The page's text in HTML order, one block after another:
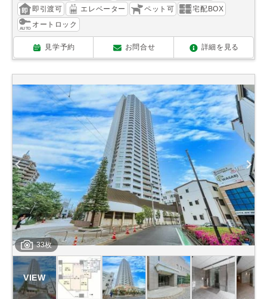
即引渡可
エレベーター ペット可
宅配BOX
オートロック
見学予約 お問合せ 詳細を見る
33枚